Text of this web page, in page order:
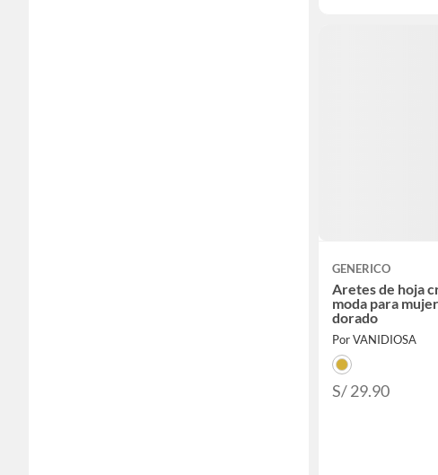
GENERICO
Aretes de hoja cristal a la
moda para
dorado
Por VANIDIOSA
S/ 29.90